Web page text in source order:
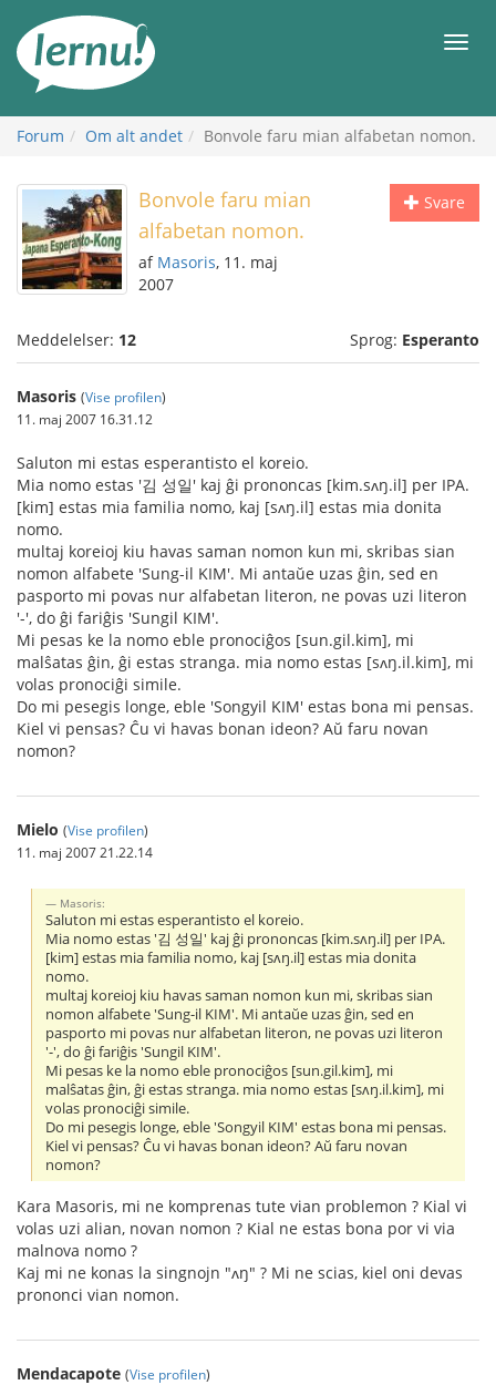
indholdet
Forum Om alt andet Bonvole faru mian alfabetan nomon.
Svare
Bonvole faru mian
alfabetan nomon.
af Masoris, 11. maj
2007
Meddelelser: 12 Sprog: Esperanto
Masoris (Vise profilen)
11. maj 2007 16.31.12
Saluton mi estas esperantisto el koreio.
Mia nomo estas '김 성일' kaj ĝi prononcas [kim.sʌŋ.il] per IPA.
[kim] estas mia familia nomo, kaj [sʌŋ.il] estas mia donita
nomo.
multaj koreioj kiu havas saman nomon kun mi, skribas sian
nomon alfabete 'Sung-il KIM'. Mi antaŭe uzas ĝin, sed en
pasporto mi povas nur alfabetan literon, ne povas uzi literon
'-', do ĝi fariĝis 'Sungil KIM'.
Mi pesas ke la nomo eble pronociĝos [sun.gil.kim], mi
malŝatas ĝin, ĝi estas stranga. mia nomo estas [sʌŋ.il.kim], mi
volas pronociĝi simile.
Do mi pesegis longe, eble 'Songyil KIM' estas bona mi pensas.
Kiel vi pensas? Ĉu vi havas bonan ideon? Aŭ faru novan
nomon?
Mielo (Vise profilen)
11. maj 2007 21.22.14
Masoris:
Saluton mi estas esperantisto el koreio.
Mia nomo estas '김 성일' kaj ĝi prononcas [kim.sʌŋ.il] per IPA.
[kim] estas mia familia nomo, kaj [sʌŋ.il] estas mia donita
nomo.
multaj koreioj kiu havas saman nomon kun mi, skribas sian
nomon alfabete 'Sung-il KIM'. Mi antaŭe uzas ĝin, sed en
pasporto mi povas nur alfabetan literon, ne povas uzi literon
'-', do ĝi fariĝis 'Sungil KIM'.
Mi pesas ke la nomo eble pronociĝos [sun.gil.kim], mi
malŝatas ĝin, ĝi estas stranga. mia nomo estas [sʌŋ.il.kim], mi
volas pronociĝi simile.
Do mi pesegis longe, eble 'Songyil KIM' estas bona mi pensas.
Kiel vi pensas? Ĉu vi havas bonan ideon? Aŭ faru novan
nomon?
Kara Masoris, mi ne komprenas tute vian problemon ? Kial vi
volas uzi alian, novan nomon ? Kial ne estas bona por vi via
malnova nomo ?
Kaj mi ne konas la singnojn "ʌŋ" ? Mi ne scias, kiel oni devas
prononci vian nomon.
Mendacapote (Vise profilen)